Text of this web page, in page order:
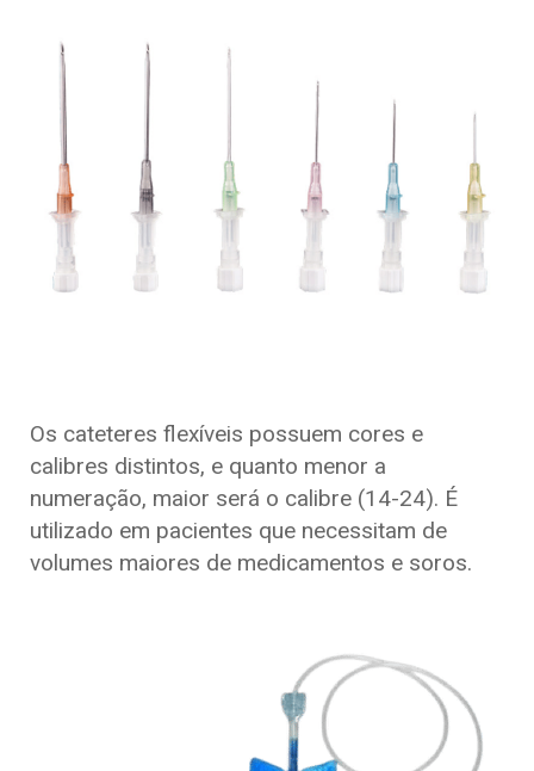
Os cateteres flexíveis possuem cores e
calibres distintos, e quanto menor a
numeração, maior será o calibre (14-24). É
utilizado em pacientes que necessitam de
volumes maiores de medicamentos e soros.